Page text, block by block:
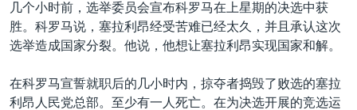
几个小时前，选举委员会宣布科罗马在上星期的决选中获
胜。科罗马说，塞拉利昂经受苦难已经太久，并且承认这次
选举造成国家分裂。他说，他想让塞拉利昂实现国家和解。
在科罗马宣誓就职后的几小时内，掠夺者捣毁了败选的塞拉
利昂人民党总部。至少有一人死亡。在为决选开展的竞选运